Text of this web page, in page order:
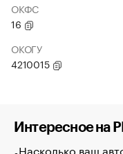
ОКФС
16
ОКОГУ
4210015
Интересное на
Насколько ваш